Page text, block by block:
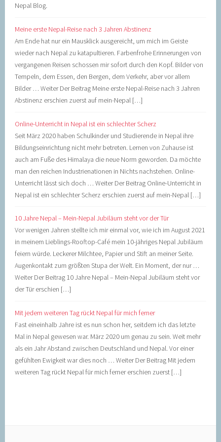
Nepal Blog.
Meine erste Nepal-Reise nach 3 Jahren Abstinenz
Am Ende hat nur ein Mausklick ausgereicht, um mich im Geiste
wieder nach Nepal zu katapultieren. Farbenfrohe Erinnerungen von
vergangenen Reisen schossen mir sofort durch den Kopf. Bilder von
Tempeln, dem Essen, den Bergen, dem Verkehr, aber vor allem
Bilder … Weiter Der Beitrag Meine erste Nepal-Reise nach 3 Jahren
Abstinenz erschien zuerst auf mein-Nepal […]
Online-Unterricht in Nepal ist ein schlechter Scherz
Seit März 2020 haben Schulkinder und Studierende in Nepal ihre
Bildungseinrichtung nicht mehr betreten. Lernen von Zuhause ist
auch am Fuße des Himalaya die neue Norm geworden. Da möchte
man den reichen Industrienationen in Nichts nachstehen. Online-
Unterricht lässt sich doch … Weiter Der Beitrag Online-Unterricht in
Nepal ist ein schlechter Scherz erschien zuerst auf mein-Nepal […]
10 Jahre Nepal – Mein-Nepal Jubiläum steht vor der Tür
Vor wenigen Jahren stellte ich mir einmal vor, wie ich im August 2021
in meinem Lieblings-Rooftop-Café mein 10-jähriges Nepal Jubiläum
feiern würde. Leckerer Milchtee, Papier und Stift an meiner Seite.
Augenkontakt zum größten Stupa der Welt. Ein Moment, der nur …
Weiter Der Beitrag 10 Jahre Nepal – Mein-Nepal Jubiläum steht vor
der Tür erschien […]
Mit jedem weiteren Tag rückt Nepal für mich ferner
Fast eineinhalb Jahre ist es nun schon her, seitdem ich das letzte
Mal in Nepal gewesen war. März 2020 um genau zu sein. Weit mehr
als ein Jahr Abstand zwischen Deutschland und Nepal. Vor einer
gefühlten Ewigkeit war dies noch … Weiter Der Beitrag Mit jedem
weiteren Tag rückt Nepal für mich ferner erschien zuerst […]